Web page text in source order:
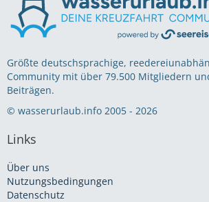
Größte deutschsprachige,
Community mit über 79.500 Mitgliedern
Beiträgen.
© wasserurlaub.info 2005 - 2026
Links
Über uns
Nutzungsbedingungen
Datenschutz